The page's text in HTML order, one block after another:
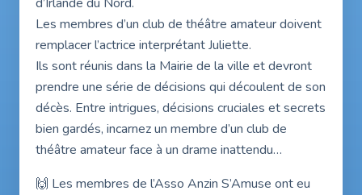
Les membres d’un club de théâtre amateur doivent
remplacer l’actrice interprétant Juliette.
Ils sont réunis dans la Mairie de la ville et devront
prendre une série de décisions qui découlent de son
décès. Entre intrigues, décisions cruciales et secrets
bien gardés, incarnez un membre d’un club de
théâtre amateur face à un drame inattendu…
🙌 Les membres de l’Asso Anzin S’Amuse ont eu